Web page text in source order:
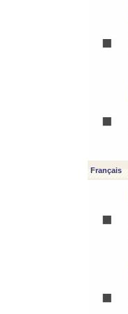
Français